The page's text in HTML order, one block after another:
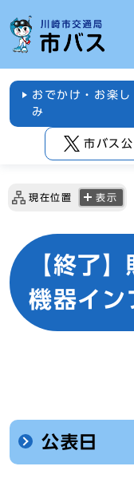
おでかけ・お楽し
み
市バス
現在位置 表示
【終了
機器イン
公表日